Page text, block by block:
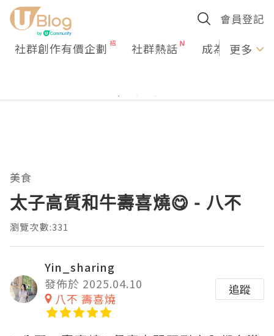
會員登記
社群創作有價企劃 社群熱話 成為U更多
美食
太子高質和牛壽喜燒😋 - 八不
瀏覽次數:331
Yin_sharing
發佈於 2025.04.10
八不 壽喜燒
追蹤